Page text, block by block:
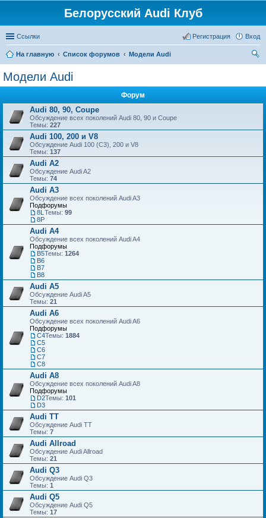
Белорусский Audi Клуб
Ссылки Вход
Регистрация
На главную Список форумов
Модели Audi
Модели Audi
Форум
Audi 80, 90, Coupe
Обсуждение всех поколений Audi 80, 90 и Coupe
Темы: 227
Audi 100, 200 и V8
Обсуждение Audi 100 (C3), 200 и V8
Темы: 137
Audi A2
Обсуждение Audi A2
Темы: 74
Audi A3
Обсуждение всех поколений Audi A3
Подфорумы
8L
8P
Темы: 99
Audi A4
Обсуждение всех поколений Audi A4
Подфорумы
B5
B6
B7
B8
Темы: 1264
Audi A5
Обсуждение Audi A5
Темы: 21
Audi A6
Обсуждение всех поколений Audi A6
Подфорумы
C4
C5
C6
C7
С8
Темы: 1884
Audi A8
Обсуждение всех поколений Audi A8
Подфорумы
D2
D3
Темы: 101
Audi TT
Обсуждение Audi TT
Темы: 7
Audi Allroad
Обсуждение Audi Allroad
Темы: 21
Audi Q3
Обсуждение Audi Q3
Темы: 1
Audi Q5
Обсуждение Audi Q5
Темы: 17